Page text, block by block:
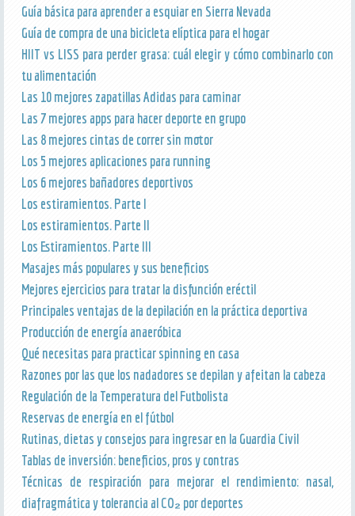
Guía básica para aprender a esquiar en Sierra Nevada
Guía de compra de una bicicleta elíptica para el hogar
HIIT vs LISS para perder grasa: cuál elegir y cómo combinarlo con
tu alimentación
Las 10 mejores zapatillas Adidas para caminar
Las 7 mejores apps para hacer deporte en grupo
Las 8 mejores cintas de correr sin motor
Los 5 mejores aplicaciones para running
Los 6 mejores bañadores deportivos
Los estiramientos. Parte I
Los estiramientos. Parte II
Los Estiramientos. Parte III
Masajes más populares y sus beneficios
Mejores ejercicios para tratar la disfunción eréctil
Principales ventajas de la depilación en la práctica deportiva
Producción de energía anaeróbica
Qué necesitas para practicar spinning en casa
Razones por las que los nadadores se depilan y afeitan la cabeza
Regulación de la Temperatura del Futbolista
Reservas de energía en el fútbol
Rutinas, dietas y consejos para ingresar en la Guardia Civil
Tablas de inversión: beneficios, pros y contras
Técnicas de respiración para mejorar el rendimiento: nasal,
diafragmática y tolerancia al CO₂ por deportes